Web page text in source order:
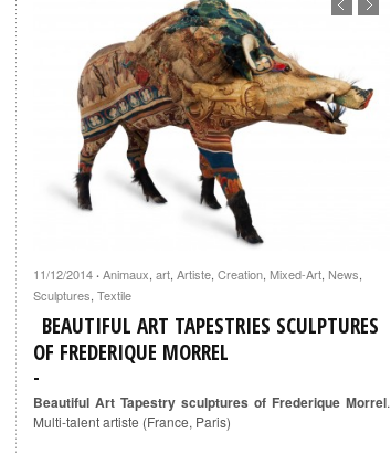
11/12/2014 · Animaux, art, Artiste, Creation, Mixed-Art, News,
Sculptures, Textile
BEAUTIFUL ART TAPESTRIES SCULPTURES
OF FREDERIQUE MORREL
Beautiful Art Tapestry sculptures of Frederique Morrel.
Multi-talent artiste (France, Paris)